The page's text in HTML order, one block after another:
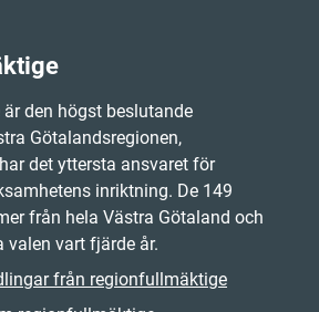
den högst beslutande
Götalandsregionen,
det yttersta ansvaret för
inriktning. De 149
från hela Västra Götaland och
vart fjärde år.
från regionfullmäktige